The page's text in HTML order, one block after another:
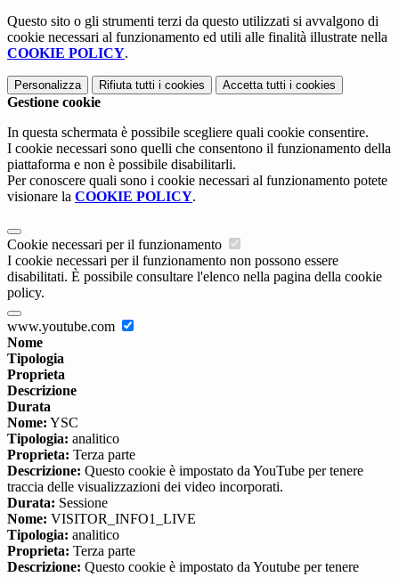
Questo sito o gli strumenti terzi da questo utilizzati si avvalgono di
cookie necessari al funzionamento ed utili alle finalità illustrate nella
COOKIE POLICY.
Personalizza Rifiuta tutti i cookies Accetta tutti i cookies
Gestione cookie
In questa schermata è possibile scegliere quali cookie consentire.
I cookie necessari sono quelli che consentono il funzionamento della
piattaforma e non è possibile disabilitarli.
Per conoscere quali sono i cookie necessari al funzionamento potete
visionare la COOKIE POLICY.
Cookie necessari per il funzionamento
I cookie necessari per il funzionamento non possono essere
disabilitati. È possibile consultare l'elenco nella pagina della cookie
policy.
www.youtube.com
Nome
Tipologia
Proprieta
Descrizione
Durata
Nome: YSC
Tipologia: analitico
Proprieta: Terza parte
Descrizione: Questo cookie è impostato da YouTube per tenere
traccia delle visualizzazioni dei video incorporati.
Durata: Sessione
Nome: VISITOR_INFO1_LIVE
Tipologia: analitico
Proprieta: Terza parte
Descrizione: Questo cookie è impostato da Youtube per tenere